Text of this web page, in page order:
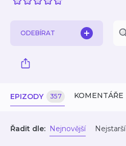
ODEBÍRAT
EPIZODY 357 KOMENTÁŘE
Řadit dle: Nejnovější Nejstarší